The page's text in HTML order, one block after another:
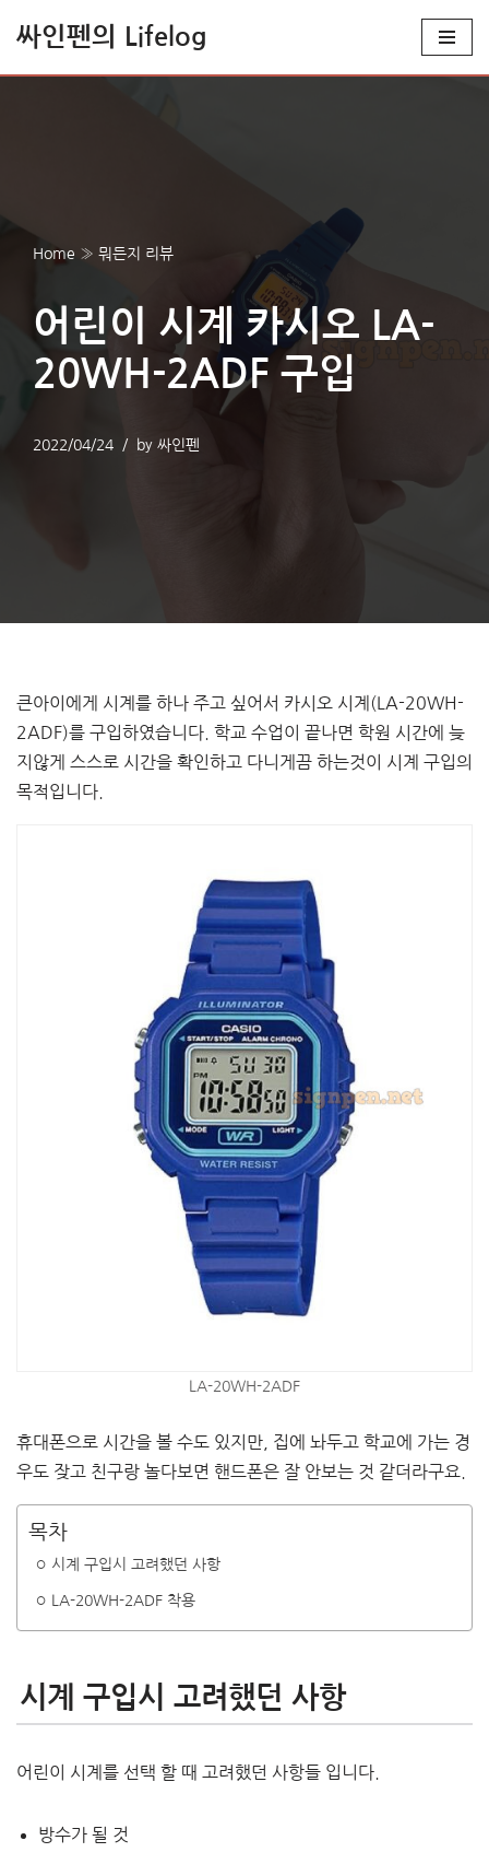
싸인펜의 Lifelog
Home » 뭐든지 리뷰
어린이 시계 카시오 LA-
20WH-2ADF 구입
2022/04/24 by 싸인펜
큰아이에게 시계를 하나 주고 싶어서 카시오 시계(LA-20WH-
2ADF)를 구입하였습니다. 학교 수업이 끝나면 학원 시간에 늦
지않게 스스로 시간을 확인하고 다니게끔 하는것이 시계 구입의
목적입니다.
LA-20WH-2ADF
휴대폰으로 시간을 볼 수도 있지만, 집에 놔두고 학교에 가는 경
우도 잦고 친구랑 놀다보면 핸드폰은 잘 안보는 것 같더라구요.
목차
시계 구입시 고려했던 사항
LA-20WH-2ADF 착용
시계 구입시 고려했던 사항
어린이 시계를 선택 할 때 고려했던 사항들 입니다.
방수가 될 것